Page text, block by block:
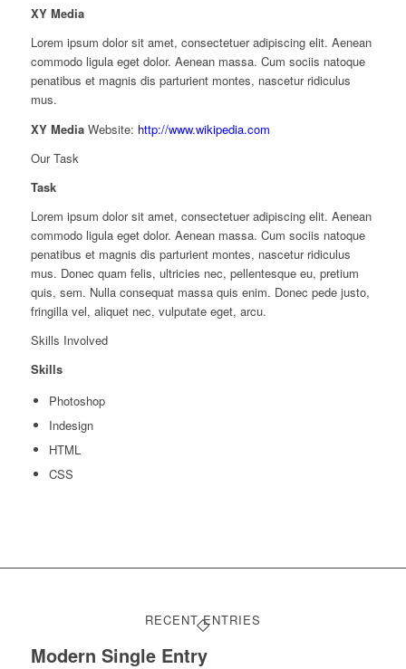
XY Media
Lorem ipsum dolor sit amet, consectetuer adipiscing elit. Aenean
commodo ligula eget dolor. Aenean massa. Cum sociis natoque
penatibus et magnis dis parturient montes, nascetur ridiculus
mus.
XY MediaWebsite: http://www.wikipedia.com
Our Task
Task
Lorem ipsum dolor sit amet, consectetuer adipiscing elit. Aenean
commodo ligula eget dolor. Aenean massa. Cum sociis natoque
penatibus et magnis dis parturient montes, nascetur ridiculus
mus. Donec quam felis, ultricies nec, pellentesque eu, pretium
quis, sem. Nulla consequat massa quis enim. Donec pede justo,
fringilla vel, aliquet nec, vulputate eget, arcu.
Skills Involved
Skills
Photoshop
Indesign
HTML
CSS
RECENT ENTRIES
Modern Single Entry